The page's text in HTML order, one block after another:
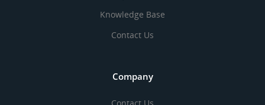
Knowledge Base
Contact Us
Company